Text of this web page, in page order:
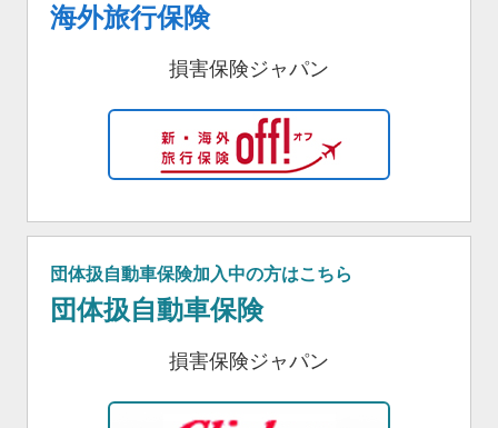
海外旅行保険
損害保険ジャパン
団体扱自動車保険加入中の方はこちら
団体扱自動車保険
損害保険ジャパン